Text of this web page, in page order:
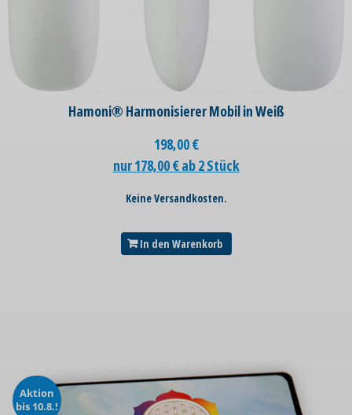
Hamoni® Harmonisierer Mobil in Weiß
198,00€
nur 178,00 € ab 2 Stück
Keine Versandkosten.
In den Warenkorb
Aktion
bis 10.8.!